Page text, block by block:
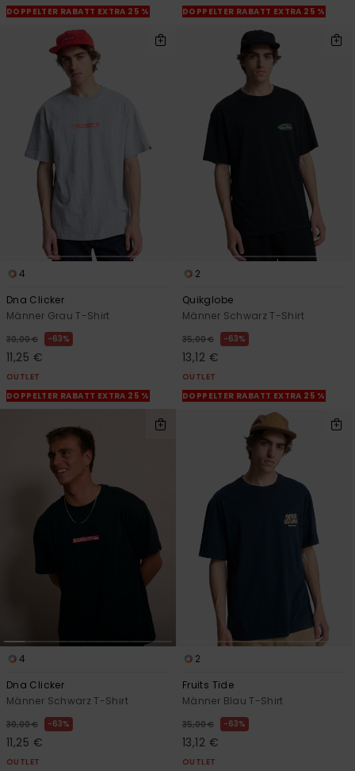
DOPPELTER RABATT EXTRA 25 %
DOPPELTER RABATT EXTRA 25 %
4
Dna Clicker
Männer Grau T-Shirt
30,00 € 63%
11,25 €
OUTLET
DOPPELTER RABATT EXTRA 25 %
2
Quikglobe
Männer Schwarz T-Shirt
35,00 € 63%
13,12 €
OUTLET
DOPPELTER RABATT EXTRA 25 %
4
Dna Clicker
Männer Schwarz T-Shirt
30,00 € 63%
11,25 €
OUTLET
2
Fruits Tide
Männer Blau T-Shirt
35,00 € 63%
13,12 €
OUTLET